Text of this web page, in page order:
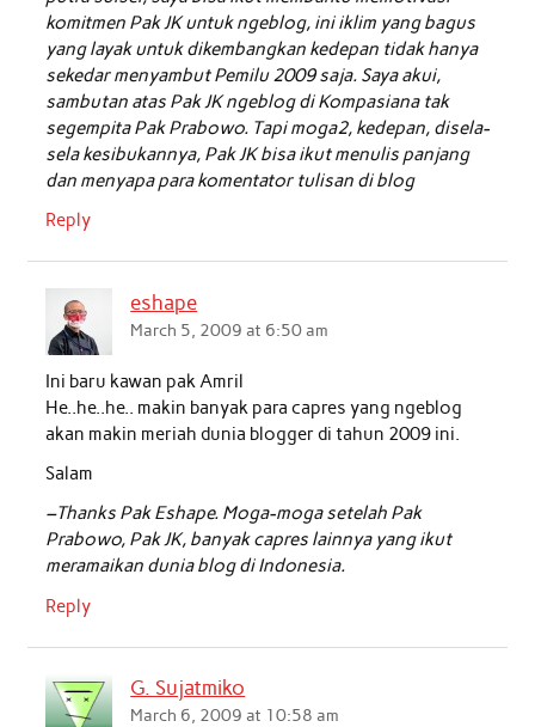
komitmen Pak JK untuk ngeblog, ini iklim yang bagus
yang layak untuk dikembangkan kedepan tidak hanya
sekedar menyambut Pemilu 2009 saja. Saya akui,
sambutan atas Pak JK ngeblog di Kompasiana tak
segempita Pak Prabowo. Tapi moga2, kedepan, disela-
sela kesibukannya, Pak JK bisa ikut menulis panjang
dan menyapa para komentator tulisan di blog
Reply
eshape
March 5, 2009 at 6:50 am
Ini baru kawan pak Amril
He..he..he.. makin banyak para capres yang ngeblog
akan makin meriah dunia blogger di tahun 2009 ini.
Salam
–Thanks Pak Eshape. Moga-moga setelah Pak
Prabowo, Pak JK, banyak capres lainnya yang ikut
meramaikan dunia blog di Indonesia.
Reply
G. Sujatmiko
March 6, 2009 at 10:58 am